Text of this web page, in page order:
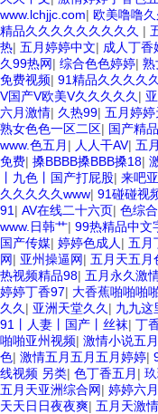
www.lchjjc.com| 欧美噜噜
精品久久久久久久久久久 |
热| 五月婷婷中文| 成人丁香
久99热网| 综合色色婷婷| 熟
免费视频| 91精品久久久久
V国产V欧美V久久久久久 |
六月激情| 久热99| 五月婷婷
熟女色色一区二区| 国产精
www.色五月 | 人人干AV| 五
免费| 搡BBBB搡BBB搡18|
丨九色丨国产打屁股| 来吧
久久久久久www| 91碰碰视
91 | AV在线二十六页| 色综
www.日韩艹| 99热精品中文
国产传媒| 婷婷色成人 | 五月
网| 亚州操逼网| 五月天五月
热视频精品98| 五月永久激
婷婷丁香97| 大香蕉啪啪啪
久久 | 亚洲天堂久久 | 九九这
91丨人妻丨国产丨丝袜| 丁
啪啪亚州视频| 激情小说五
色| 激情五月五月五月婷婷|
线视频 另类| 色丁香五月 |
五月天亚洲综合网| 婷婷六
天天日日夜夜爽| 五月天激